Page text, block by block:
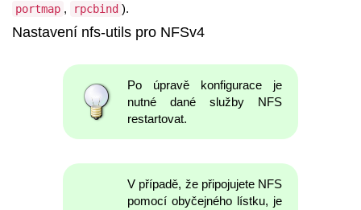
portmap , rpcbind ).
Nastavení nfs-utils pro NFSv4
Po úpravě konfigurace je
nutné dané služby NFS
restartovat.
V případě, že připojujete NFS
pomocí obyčejného lístku, je